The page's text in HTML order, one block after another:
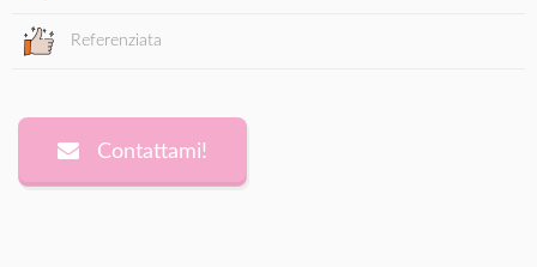
Referenziata
Contattami!